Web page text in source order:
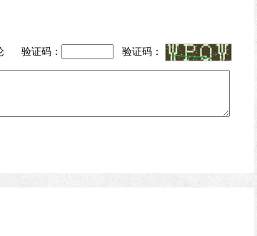
验证码： 验证码：